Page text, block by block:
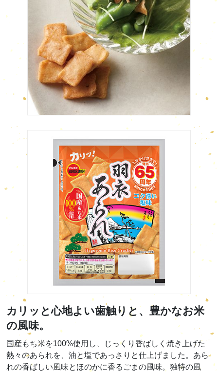
カリッと心地よい歯触りと、豊かなお米
の風味。
国産もち米を100%使用し、じっくり香ばしく焼き上げた
熱々のあられを、油と塩であっさりと仕上げました。あら
れの香ばしい風味とほのかに香るごまの風味。独特の風